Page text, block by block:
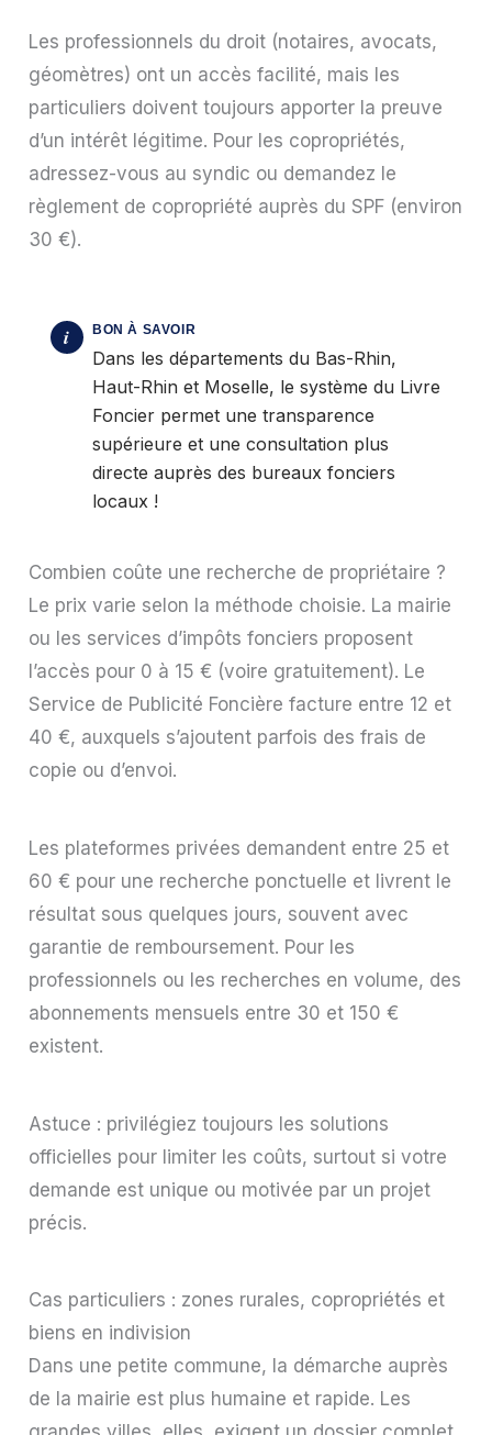
Les professionnels du droit (notaires, avocats,
géomètres) ont un accès facilité, mais les
particuliers doivent toujours apporter la preuve
d’un intérêt légitime. Pour les copropriétés,
adressez-vous au syndic ou demandez le
règlement de copropriété auprès du SPF (environ
30 €).
Dans les départements du Bas-Rhin,
Haut-Rhin et Moselle, le système du Livre
Foncier permet une transparence
supérieure et une consultation plus
directe auprès des bureaux fonciers
locaux !
Combien coûte une recherche de propriétaire ?
Le prix varie selon la méthode choisie. La mairie
ou les services d’impôts fonciers proposent
l’accès pour 0 à 15 € (voire gratuitement). Le
Service de Publicité Foncière facture entre 12 et
40 €, auxquels s’ajoutent parfois des frais de
copie ou d’envoi.
Les plateformes privées demandent entre 25 et
60 € pour une recherche ponctuelle et livrent le
résultat sous quelques jours, souvent avec
garantie de remboursement. Pour les
professionnels ou les recherches en volume, des
abonnements mensuels entre 30 et 150 €
existent.
Astuce : privilégiez toujours les solutions
officielles pour limiter les coûts, surtout si votre
demande est unique ou motivée par un projet
précis.
Cas particuliers : zones rurales, copropriétés et
biens en indivision
Dans une petite commune, la démarche auprès
de la mairie est plus humaine et rapide. Les